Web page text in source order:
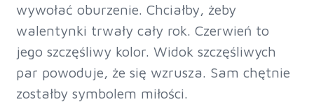
wywołać oburzenie. Chciałby, żeby
walentynki trwały cały rok. Czerwień to
jego szczęśliwy kolor. Widok szczęśliwych
par powoduje, że się wzrusza. Sam chętnie
zostałby symbolem miłości.